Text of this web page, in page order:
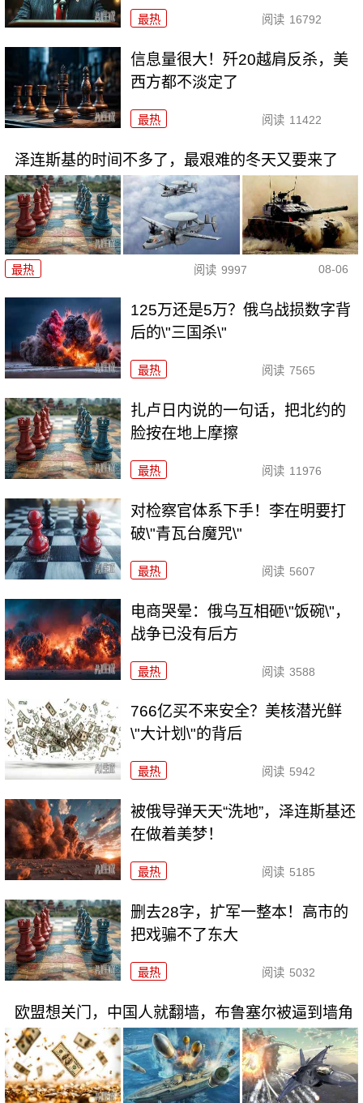
最热 阅读 16792
信息量很大！歼20越肩反杀，美
西方都不淡定了
最热 阅读 11422
泽连斯基的时间不多了，最艰难的冬天又要来了
最热 阅读 9997 08-06
125万还是5万？俄乌战损数字背
后的\"三国杀\"
最热 阅读 7565
扎卢日内说的一句话，把北约的
脸按在地上摩擦
最热 阅读 11976
对检察官体系下手！李在明要打
破\"青瓦台魔咒\"
最热 阅读 5607
电商哭晕：俄乌互相砸\"饭碗\"，
战争已没有后方
最热 阅读 3588
766亿买不来安全？美核潜光鲜
\"大计划\"的背后
最热 阅读 5942
被俄导弹天天“洗地”，泽连斯基还
在做着美梦！
最热 阅读 5185
删去28字，扩军一整本！高市的
把戏骗不了东大
最热 阅读 5032
欧盟想关门，中国人就翻墙，布鲁塞尔被逼到墙角